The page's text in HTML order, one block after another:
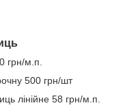
грн/м.п.
500 грн/шт
лінійне 58 грн/м.п.